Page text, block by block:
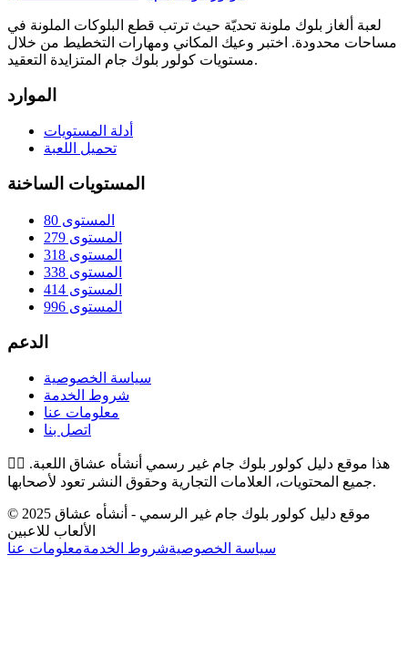
لعبة ألغاز بلوك ملونة تحديّة حيث ترتب قطع البلوكات الملونة في
مساحات محدودة. اختبر وعيك المكاني ومهارات التخطيط من خلال
مستويات كولور بلوك جام المتزايدة التعقيد.
الموارد
أدلة المستويات
تحميل اللعبة
المستويات الساخنة
المستوى 80
المستوى 279
المستوى 318
المستوى 338
المستوى 414
المستوى 996
الدعم
سياسة الخصوصية
شروط الخدمة
معلومات عنا
اتصل بنا
👉🏻 هذا موقع دليل كولور بلوك جام غير رسمي أنشأه عشاق اللعبة.
جميع المحتويات، العلامات التجارية وحقوق النشر تعود لأصحابها.
© 2025 موقع دليل كولور بلوك جام غير الرسمي - أنشأه عشاق
الألعاب للاعبين
سياسة الخصوصيةشروط الخدمةمعلومات عنا